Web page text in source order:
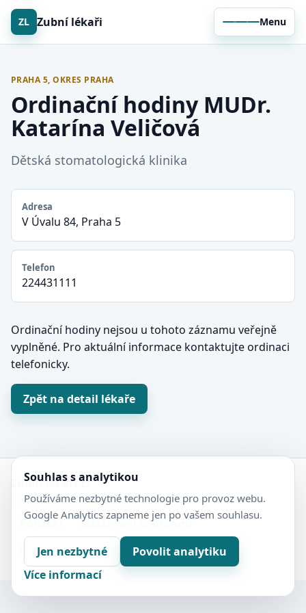
ZL Zubní lékaři Menu
PRAHA 5, OKRES PRAHA
Ordinační hodiny MUDr.
Katarína Veličová
Dětská stomatologická klinika
Adresa
V Úvalu 84, Praha 5
Telefon
224431111
Ordinační hodiny nejsou u tohoto záznamu veřejně
vyplněné. Pro aktuální informace kontaktujte ordinaci
telefonicky.
Zpět na detail lékaře
Zubní-lékaři.cz
Veřejný adresář zubních ordinací.
Kontakt
Nastavení soukromí
Ochrana soukromí
Sitemap
Souhlas s analytikou
Používáme nezbytné technologie pro provoz webu.
Google Analytics zapneme jen po vašem souhlasu.
Jen nezbytné
Povolit analytiku
Více informací